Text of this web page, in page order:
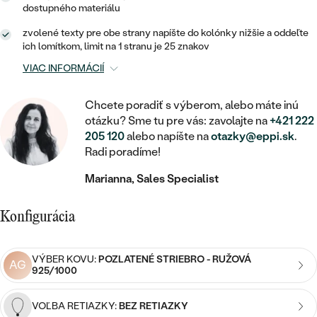
RUČNE RYTÉ
S VÝPLŇOU
SVADOBNÉ SETY
PODĽA CENY
CENOVO DOSTUPNÉ
LUXUSNÉ
ZAČAŤ S DIAMANTOM
ZAČAŤ S LABGROWN DIAMANTOM
ZAČAŤ S FAREBNÝM DIAMANTOM
PODĽA DRAHOKAMU
DIAMANT
LAB GROWN DIAMANT
MOISSANIT
FAREBNÝ DIAMANT
ČIERNY DIAMANT
PODĽA MATERIÁLU
ZLATÉ
PODĽA DRAHOKAMU
S DIAMANTMI
DETSKÉ
PIERCING
S DIAMANTMI
S DRAHOKAMAMI
S PERLAMI
CENOVO DOSTUPNÉ
LUXUSNÉ
RETIAZKY
SO ZVIERATAMI
PODĽA DRAHOKAMU
S PERLAMI
PODĽA CENY
PEČATNÉ
PERSONALIZOVANÉ
PODĽA DRAHOKAMU
S DIAMANTMI
S DRAHOKAMAMI
S PERLAMI
PODĽA CENY
CENOVO DOSTUPNÉ
dostupného materiálu
zvolené texty pre obe strany napíšte do kolónky nižšie a oddeľte
ich lomítkom, limit na 1 stranu je 25 znakov
VIAC INFORMÁCIÍ
Chcete poradiť s výberom, alebo máte inú
otázku? Sme tu pre vás: zavolajte na+421 222
205 120alebo napíšte naotazky@eppi.sk.
Radi poradíme!
Marianna, Sales Specialist
Konfigurácia
AG VÝBER KOVU:POZLATENÉ STRIEBRO - RUŽOVÁ
925/1000
VOĽBA RETIAZKY:BEZ RETIAZKY